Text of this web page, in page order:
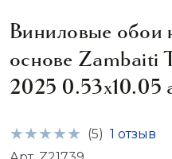
Виниловые обои
основе Zambaiti
2025 0.53x10.05
(5) 1 отзыв